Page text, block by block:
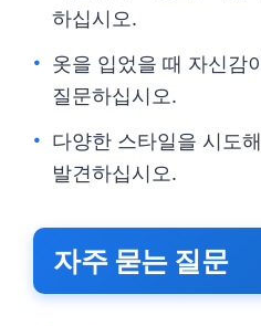
하십시오.
옷을 입었을 때 자신감
질문하십시오.
다양한 스타일을 시도
발견하십시오.
자주 묻는 질문